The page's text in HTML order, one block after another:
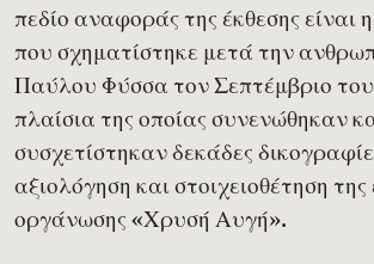
πεδίο αναφοράς της έκθεσης είναι
που σχηματίστηκε μετά την
Παύλου Φύσσα τον Σεπτέμβριο
πλαίσια της οποίας συνενώθηκαν
συσχετίστηκαν δεκάδες
αξιολόγηση και στοιχειοθέτηση
οργάνωσης «Χρυσή Αυγή».